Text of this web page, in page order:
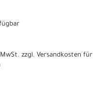
zzgl. Versandkosten für